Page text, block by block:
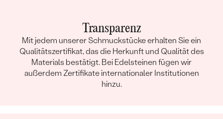
Transparenz
Mit jedem unserer Schmuckstücke erhalten Sie ein
Qualitätszertifikat, das die Herkunft und Qualität des
Materials bestätigt. Bei Edelsteinen fügen wir
außerdem Zertifikate internationaler Institutionen
hinzu.